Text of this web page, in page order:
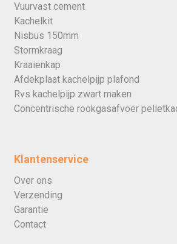
Vuurvast cement
Kachelkit
Nisbus 150mm
Stormkraag
Kraaienkap
Afdekplaat kachelpijp plafond
Rvs kachelpijp zwart maken
Concentrische rookgasafvoer
Klantenservice
Over ons
Verzending
Garantie
Contact